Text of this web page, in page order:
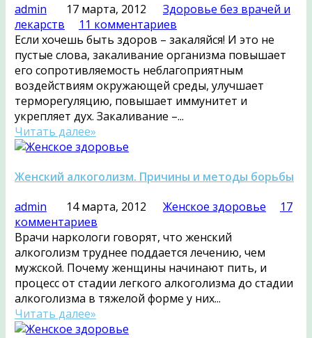
admin
17 марта, 2012
Здоровье без врачей и
лекарств
11 комментариев
Если хочешь быть здоров – закаляйся! И это не
пустые слова, закаливание организма повышает
его сопротивляемость неблагоприятным
воздействиям окружающей среды, улучшает
терморегуляцию, повышает иммунитет и
укрепляет дух. Закаливание –...
Читать далее»
Женский алкоголизм. Причины и методы борьбы
admin
14 марта, 2012 Женское здоровье
17
комментариев
Врачи наркологи говорят, что женский
алкоголизм труднее поддается лечению, чем
мужской. Почему женщины начинают пить, и
процесс от стадии легкого алкоголизма до стадии
алкоголизма в тяжелой форме у них...
Читать далее»